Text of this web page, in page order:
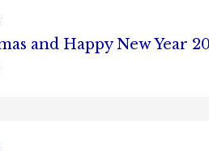
and Happy New Year